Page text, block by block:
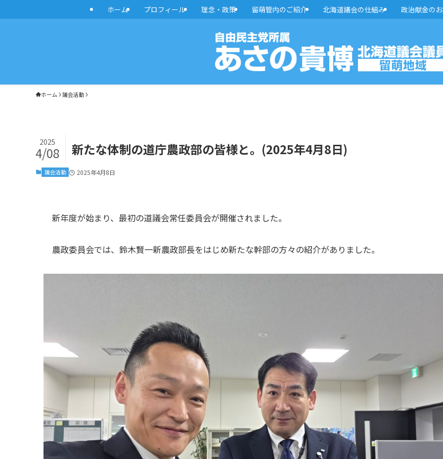
ホーム プロフィール 理念・政策 留萌管内のご紹介 北海道議会の仕組み 政治献金の
ホーム 議会活動
新たな体制の道庁農政部の皆様と。(2025年4月8日)
2025
4/08
議会活動 2025年4月8日
新年度が始まり、最初の道議会常任委員会が開催されました。
農政委員会では、鈴木賢一新農政部長をはじめ新たな幹部の方々の紹介がありました。